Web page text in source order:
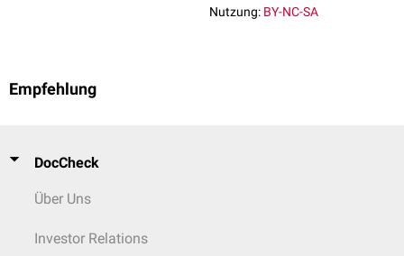
Nutzung: BY-NC-SA
Empfehlung
DocCheck
Über Uns
Investor Relations